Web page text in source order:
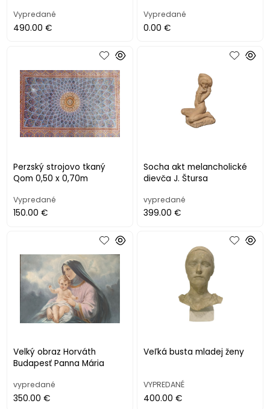
Vypredané
490.00 €
Vypredané
0.00 €
Perzský strojovo tkaný
Qom 0,50 x 0,70m
Vypredané
150.00 €
Socha akt melancholické
dievča J. Štursa
vypredané
399.00 €
Velký obraz Horváth
Budapesť Panna Mária
vypredané
350.00 €
Veľká busta mladej ženy
VYPREDANÉ
400.00 €